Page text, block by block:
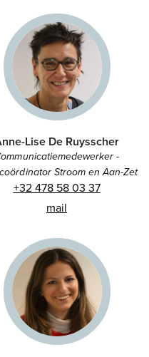
Lise De Ruysscher
-
Stroom en Aan-Zet
+32 478 58 03 37
mail